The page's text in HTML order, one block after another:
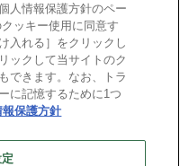
人情報保護方針のペー
ッキー使用に同意す
入れる］をクリックし
ックして当サイトのク
できます。なお、トラ
に記憶するために1つ
報保護方針